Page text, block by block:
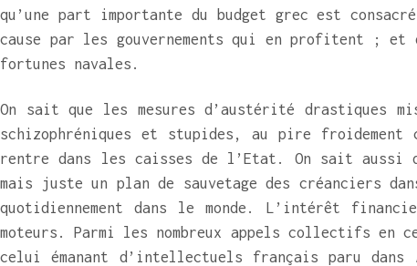
qu’une part importante du budget grec est
cause par les gouvernements qui en profitent ;
fortunes navales.
On sait que les mesures d’austérité drastiques
schizophréniques et stupides, au pire
rentre dans les caisses de l’Etat. On sait aussi
mais juste un plan de sauvetage des créanciers
quotidiennement dans le monde. L’intérêt
moteurs. Parmi les nombreux appels collectifs
celui émanant d’intellectuels français paru dans